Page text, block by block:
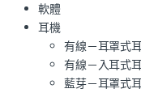
軟體
耳機
有線－耳罩式
有線－入耳式
藍芽－耳罩式